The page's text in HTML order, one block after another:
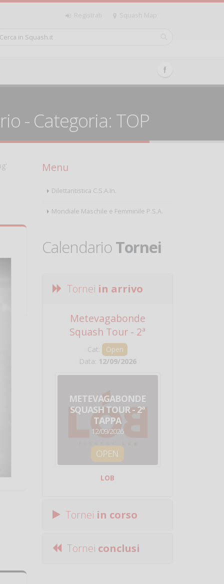
Registrati Squash Map
- Categoria: TOP
Menu
Dilettantistica C.S.A.In.
Mondiale Maschile e Femminile P.S.A.
CalendarioTornei
Tornei in arrivo
Metevagabonde
Squash Tour - 2ª
Tappa
Cat:
Open
Data: 12/09/2026
METEVAGABONDE
SQUASH TOUR - 2ª
TAPPA
12/09/2026
OPEN
LOB
Tornei in corso
Tornei conclusi